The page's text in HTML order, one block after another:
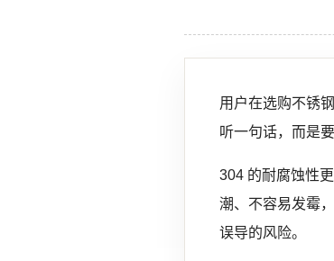
用户在选购不锈
听一句话，而是
304 的耐腐蚀性
潮、不容易发霉
误导的风险。